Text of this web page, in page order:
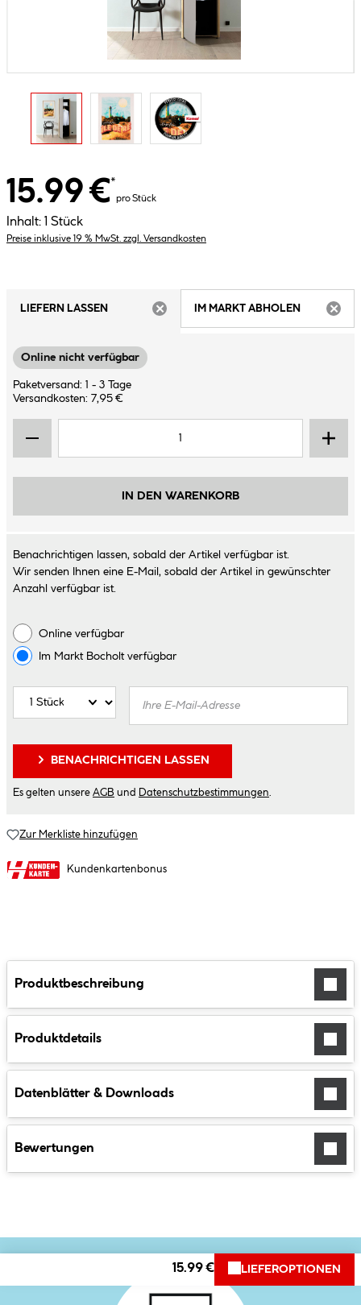
15.99 €*
pro Stück
Inhalt: 1 Stück
Preise inklusive 19 % MwSt. zzgl. Versandkosten
LIEFERN LASSEN
IM MARKT ABHOLEN
Online nicht verfügbar
Paketversand: 1 - 3 Tage
Versandkosten: 7,95 €
IN DEN WARENKORB
Benachrichtigen lassen, sobald der Artikel verfügbar ist.
Wir senden Ihnen eine E-Mail, sobald der Artikel in gewünschter
Anzahl verfügbar ist.
Online verfügbar
Im Markt Bocholtverfügbar
BENACHRICHTIGEN LASSEN
Es gelten unsere AGB und Datenschutzbestimmungen
Zur Merkliste hinzufügen
Kundenkartenbonus
Produktbeschreibung
Produktdetails
Datenblätter & Downloads
Bewertungen
15.99 € LIEFEROPTIONEN